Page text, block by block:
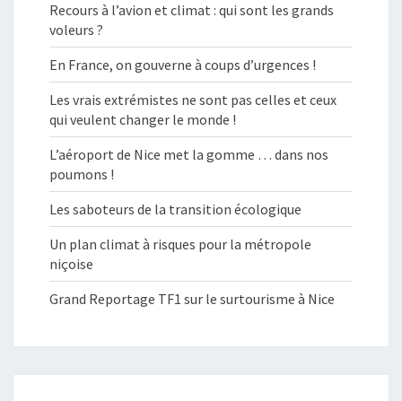
Recours à l’avion et climat : qui sont les grands
voleurs ?
En France, on gouverne à coups d’urgences !
Les vrais extrémistes ne sont pas celles et ceux
qui veulent changer le monde !
L’aéroport de Nice met la gomme … dans nos
poumons !
Les saboteurs de la transition écologique
Un plan climat à risques pour la métropole
niçoise
Grand Reportage TF1 sur le surtourisme à Nice